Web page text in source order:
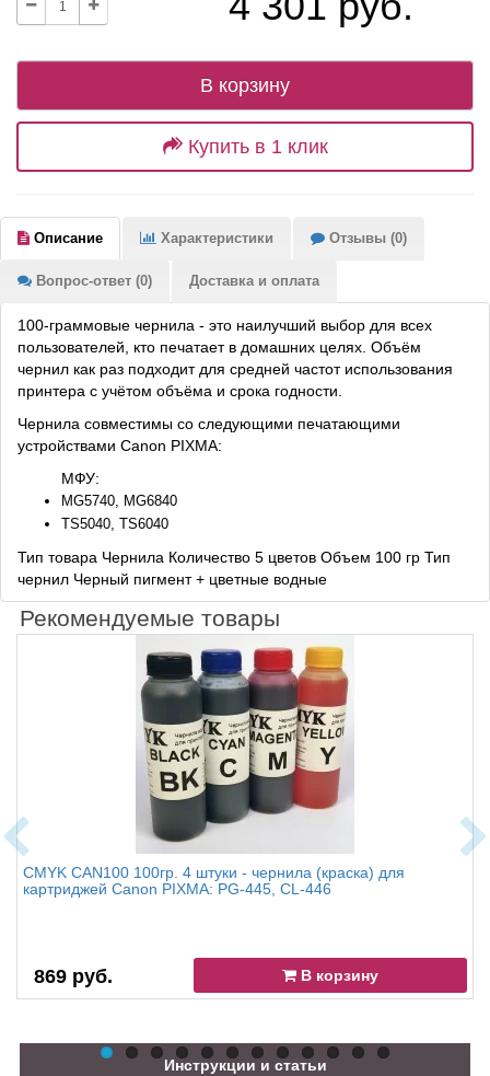
В корзину
Купить в 1 клик
Описание Характеристики Отзывы (0)
Вопрос-ответ (0) Доставка и оплата
100-граммовые чернила - это наилучший выбор для всех
пользователей, кто печатает в домашних целях. Объём
чернил как раз подходит для средней частот использования
принтера с учётом объёма и срока годности.
Чернила совместимы со следующими печатающими
устройствами Canon PIXMA:
МФУ:
MG5740, MG6840
TS5040, TS6040
Тип товара Чернила Количество 5 цветов Объем 100 гр Тип
чернил Черный пигмент + цветные водные
Рекомендуемые товары
CMYK CAN100 100гр. 4 штуки - чернила (краска) для
картриджей Canon PIXMA: PG-445, CL-446
869 руб. В корзину
Инструкции и статьи